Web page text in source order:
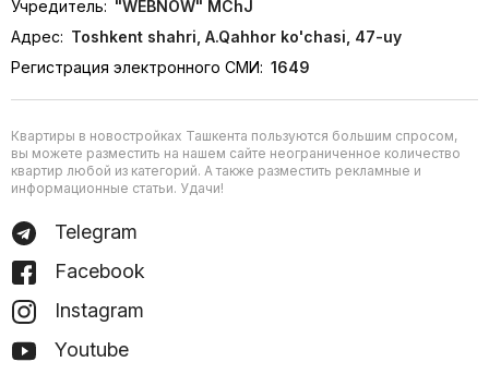
Учредитель: "WEBNOW" MChJ
Адрес: Toshkent shahri, A.Qahhor ko'chasi, 47-uy
Регистрация электронного СМИ: 1649
Квартиры в новостройках Ташкента пользуются большим спросом,
вы можете разместить на нашем сайте неограниченное количество
квартир любой из категорий. А также разместить рекламные и
информационные статьи. Удачи!
Telegram
Facebook
Instagram
Youtube